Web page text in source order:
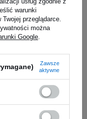
gotowy do
z myślą o
jakości
to doskonałe
w
-
SANTE -
170g
warunki
przeglądarce.
można
Google
Zawsze
aktywne